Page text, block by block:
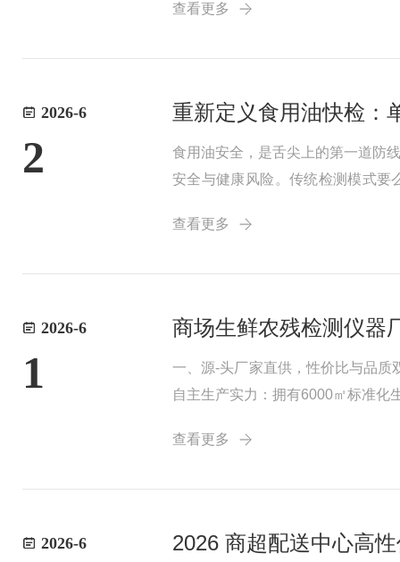
基...
查看更多
2026-6
2
重新定义食用油快检：
食用油安全，是舌尖上的第一道防
安全与健康风险。传统检测模式要
比，成为粮油质...
查看更多
2026-6
1
商场生鲜农残检测仪器
一、源-头厂家直供，性价比与品
自主生产实力：拥有6000㎡标准化
查看更多
2026-6 2026 商超配送中心高